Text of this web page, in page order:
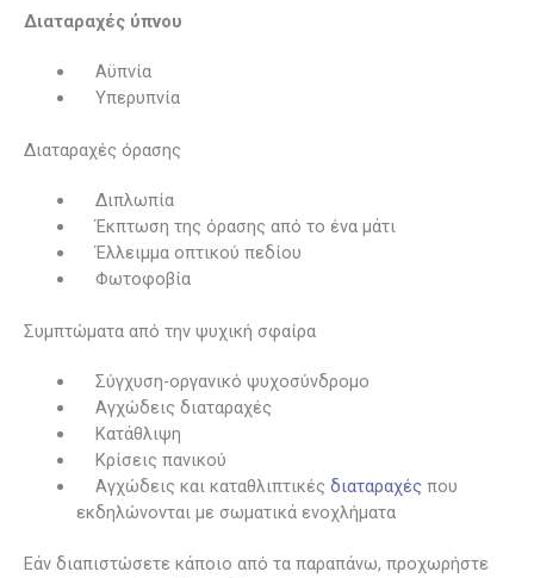
Διαταραχές ύπνου
Αϋπνία
Υπερυπνία
Διαταραχές όρασης
Διπλωπία
Έκπτωση της όρασης από το ένα μάτι
Έλλειμμα οπτικού πεδίου
Φωτοφοβία
Συμπτώματα από την ψυχική σφαίρα
Σύγχυση-οργανικό ψυχοσύνδρομο
Αγχώδεις διαταραχές
Κατάθλιψη
Κρίσεις πανικού
Αγχώδεις και καταθλιπτικές διαταραχές που
εκδηλώνονται με σωματικά ενοχλήματα
Εάν διαπιστώσετε κάποιο από τα παραπάνω, προχωρήστε